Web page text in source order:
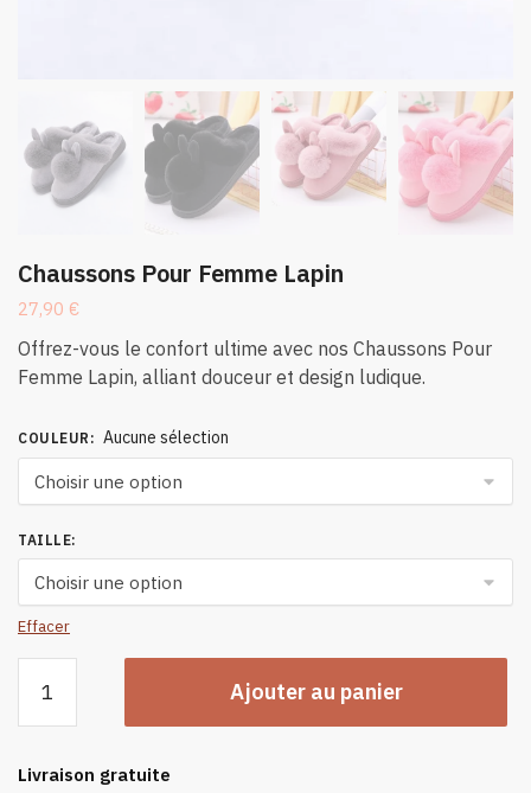
Chaussons Pour Femme Lapin
27,90 €
Offrez-vous le confort ultime avec nos Chaussons Pour
Femme Lapin, alliant douceur et design ludique.
COULEUR : Aucune sélection
TAILLE:
Effacer
Chaussons
Femme
Ajouter au panier
Livraison gratuite